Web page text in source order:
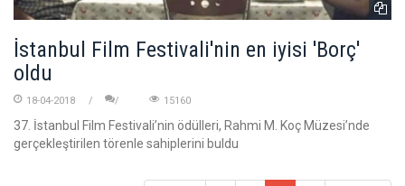
İstanbul Film Festivali'nin en iyisi 'Borç'
oldu
18-04-2018 15160
37. İstanbul Film Festivali’nin ödülleri, Rahmi M. Koç Müzesi’nde
gerçekleştirilen törenle sahiplerini buldu